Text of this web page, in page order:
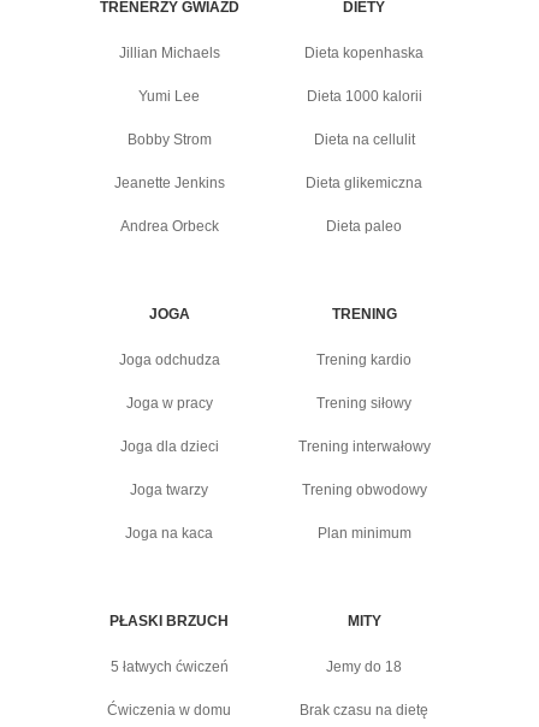
TRENERZY GWIAZD
Jillian Michaels
Yumi Lee
Bobby Strom
Jeanette Jenkins
Andrea Orbeck
DIETY
Dieta kopenhaska
Dieta 1000 kalorii
Dieta na cellulit
Dieta glikemiczna
Dieta paleo
JOGA
Joga odchudza
Joga w pracy
Joga dla dzieci
Joga twarzy
Joga na kaca
TRENING
Trening kardio
Trening siłowy
Trening interwałowy
Trening obwodowy
Plan minimum
PŁASKI BRZUCH
5 łatwych ćwiczeń
Ćwiczenia w domu
MITY
Jemy do 18
Brak czasu na dietę